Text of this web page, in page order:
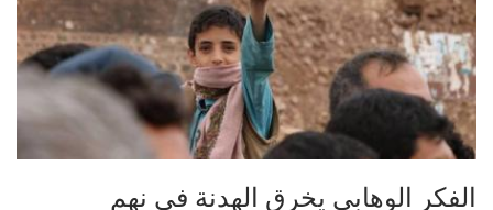
الفكر الوهابي يخرق الهدنة في نهم